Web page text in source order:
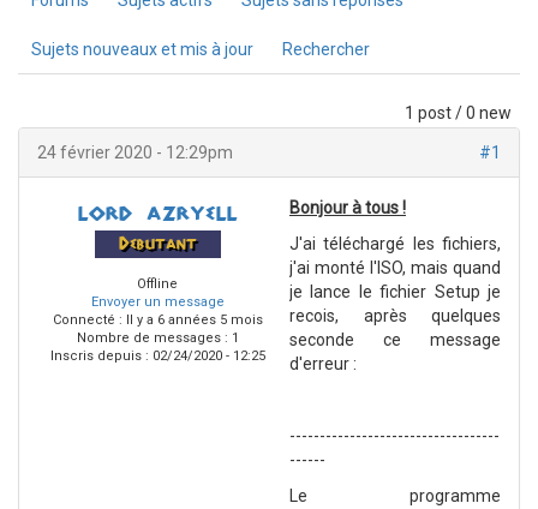
Sujets nouveaux et mis à jour Rechercher
1 post / 0 new
#1
24 février 2020 - 12:29pm
lord azryell
Debutant
Offline
Envoyer un message
Connecté : Il y a 6 années 5 mois
Nombre de messages : 1
Inscris depuis : 02/24/2020 - 12:25
Bonjour à tous !
J'ai téléchargé les fichiers,
j'ai monté l'ISO, mais quand
je lance le fichier Setup je
recois, après quelques
seconde ce message
d'erreur :
-----------------------------------
------
Le programme